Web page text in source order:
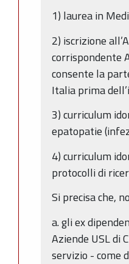
1) laurea in
2) iscrizione
corrispondente
consente la
Italia prima
3) curriculum
epatopatie
4) curriculum
protocolli di
Si precisa che,
a. gli ex
Aziende USL di
servizio - come